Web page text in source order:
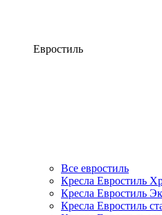
Евростиль
Все евростиль
Кресла Евростиль
Кресла Евростиль
Кресла Евростиль